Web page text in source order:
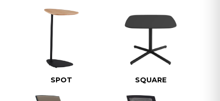
SPOT SQUARE